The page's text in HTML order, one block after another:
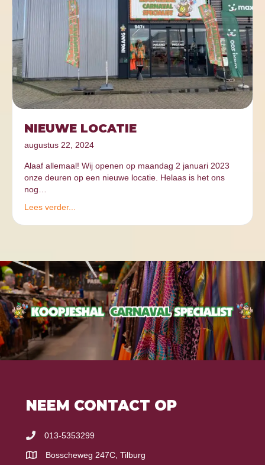
NIEUWE LOCATIE
augustus 22, 2024
Alaaf allemaal! Wij openen op maandag 2 januari 2023
onze deuren op een nieuwe locatie. Helaas is het ons
nog…
Lees verder...
NEEM CONTACT OP
013-5353299
Bosscheweg 247C, Tilburg